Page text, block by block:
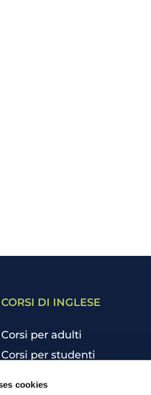
cookies
CORSI DI INGLESE
Corsi per adulti
Corsi per studenti